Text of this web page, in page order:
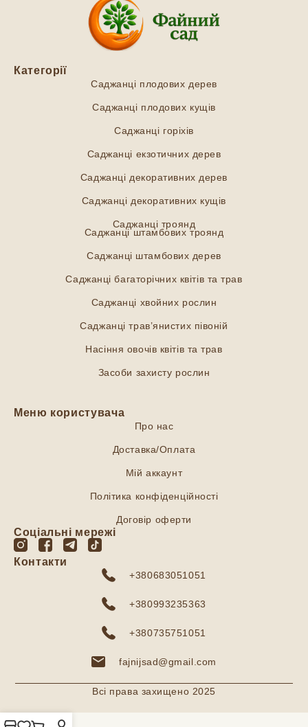
Категорії
Саджанці плодових дерев
Саджанці плодових кущів
Саджанці горіхів
Саджанці екзотичних дерев
Саджанці декоративних дерев
Саджанці декоративних кущів
Саджанці троянд
Саджанці штамбових троянд
Саджанці штамбових дерев
Саджанці багаторічних квітів та трав
Саджанці хвойних рослин
Саджанці трав’янистих півоній
Насіння овочів квітів та трав
Засоби захисту рослин
Меню користувача
Про нас
Доставка/Оплата
Мій аккаунт
Політика конфіденційності
Договір оферти
Соціальні мережі
Контакти
+380683051051
+380993235363
+380735751051
fajnijsad@gmail.com
Всі права захищено 2025